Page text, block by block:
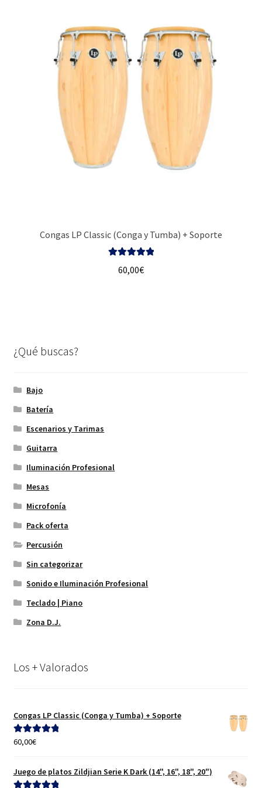
Congas LP Classic (Conga y Tumba) + Soporte
5.00
60,00€
¿Qué buscas?
Bajo
Batería
Escenarios y Tarimas
Guitarra
Iluminación Profesional
Mesas
Microfonía
Pack oferta
Percusión
Sin categorizar
Sonido e Iluminación Profesional
Teclado | Piano
Zona D.J.
Los + Valorados
Congas LP Classic (Conga y Tumba) + Soporte
Valorado con
60,00€
Juego de platos Zildjian Serie K Dark (14", 16", 18", 20")